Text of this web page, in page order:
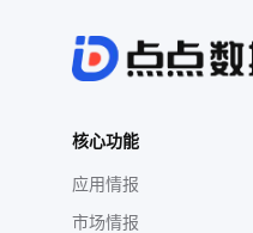
核心功能
应用情报
市场情报